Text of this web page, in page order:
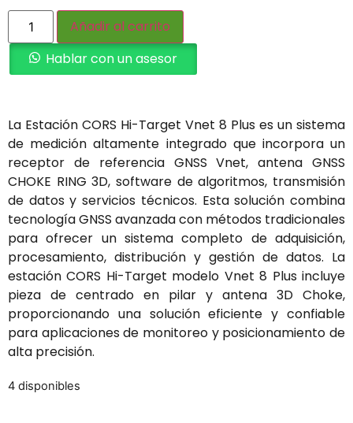
Añadir al carrito
Hablar con un asesor
La Estación CORS Hi-Target Vnet 8 Plus es un sistema
de medición altamente integrado que incorpora un
receptor de referencia GNSS Vnet, antena GNSS
CHOKE RING 3D, software de algoritmos, transmisión
de datos y servicios técnicos. Esta solución combina
tecnología GNSS avanzada con métodos tradicionales
para ofrecer un sistema completo de adquisición,
procesamiento, distribución y gestión de datos. La
estación CORS Hi-Target modelo Vnet 8 Plus incluye
pieza de centrado en pilar y antena 3D Choke,
proporcionando una solución eficiente y confiable
para aplicaciones de monitoreo y posicionamiento de
alta precisión.
4 disponibles